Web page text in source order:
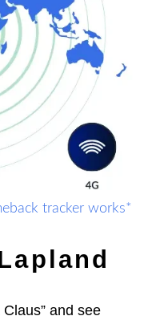
tracker works*
and see